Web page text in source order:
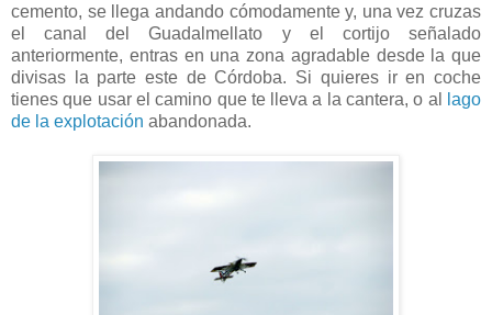
cemento, se llega andando cómodamente y, una vez cruzas
el canal del Guadalmellato y el cortijo señalado
anteriormente, entras en una zona agradable desde la que
divisas la parte este de Córdoba. Si quieres ir en coche
tienes que usar el camino que te lleva a la cantera, o al
lago
de la explotación abandonada.